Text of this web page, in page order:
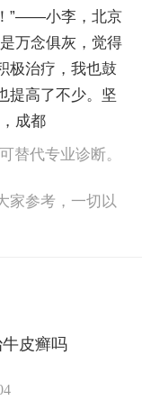
”——小李，北京
万念俱灰，觉得
极治疗，我也鼓
提高了不少。坚
成都
替代专业诊断。
家参考，一切以
皮癣吗